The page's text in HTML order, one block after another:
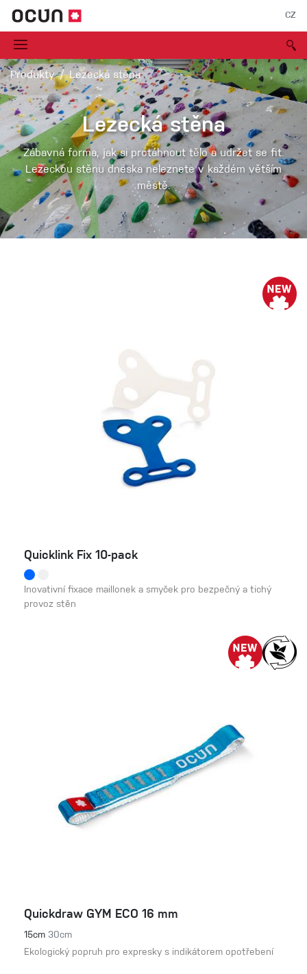
CZ
Produkty Lezecká stěna
Lezecká stěna
Zábavná forma, jak si protáhnout tělo a udržet se fit.
Lezeckou stěnu dneska neleznete v každém větším
městě.
Quicklink Fix 10-pack
Inovativní fixace maillonek a smyček pro bezpečný a tichý
provoz stěn
Quickdraw GYM ECO 16 mm
15cm 30cm
Ekologický popruh pro expresky s indikátorem opotřebení